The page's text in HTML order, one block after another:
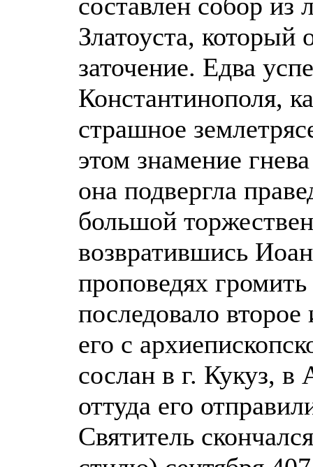
Златоуста, который
заточение. Едва
Константинополя,
страшное
этом знамение
она подвергла
большой
возвратившись
проповедях
последовало
его с
сослан в г. Кукуз,
оттуда его
Святитель